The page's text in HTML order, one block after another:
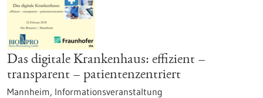
Das digitale Krankenhaus: effizient –
transparent – patientenzentriert
Mannheim, Informationsveranstaltung